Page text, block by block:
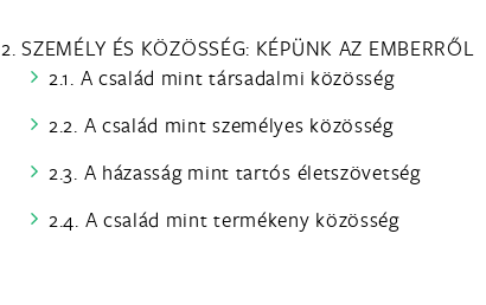
2. SZEMÉLY ÉS KÖZÖSSÉG: KÉPÜNK AZ EMBERRŐL
2.1. A család mint társadalmi közösség
2.2. A család mint személyes közösség
2.3. A házasság mint tartós életszövetség
2.4. A család mint termékeny közösség